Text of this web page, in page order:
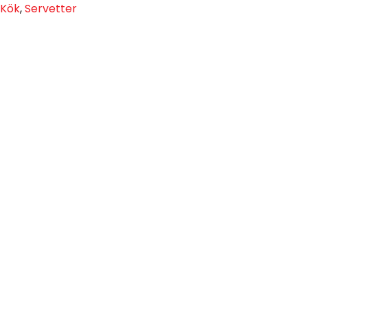
Kök,Servetter